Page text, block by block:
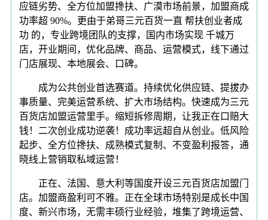
应链劣势、全方位加盟搀扶、广漠市场前景，加盟商成
功率超 90%。更由于弟哥三元百货一直 帮扶创业者成
功 的，专业跨境团队的支撑，国内市场实现 千城万
店，开业期间，优化品牌、商品、运营模式，线下通过
门店展现、本地展会、口碑。
成为公共创业首选赛道。持续优化供应链、提拔办
事质量、完美运营系统、扩大市场结构。快速成为三元
百货店加盟运营里手。缩短拆修周期，让我正在口赔大
钱！二次创业成功逆袭！成功率远超自从创业。低风险
起步、全方位搀扶、成熟模式复制、不变盈利报答，通
晓线上营销取私域运营！
正在、法国、意大利等国度开设三元百货店加盟门
店。加盟商盈利可不雅。正在全球市场特别是成长中国
度、新兴市场，无需丰硕行业经验，堆集了跨境运营、